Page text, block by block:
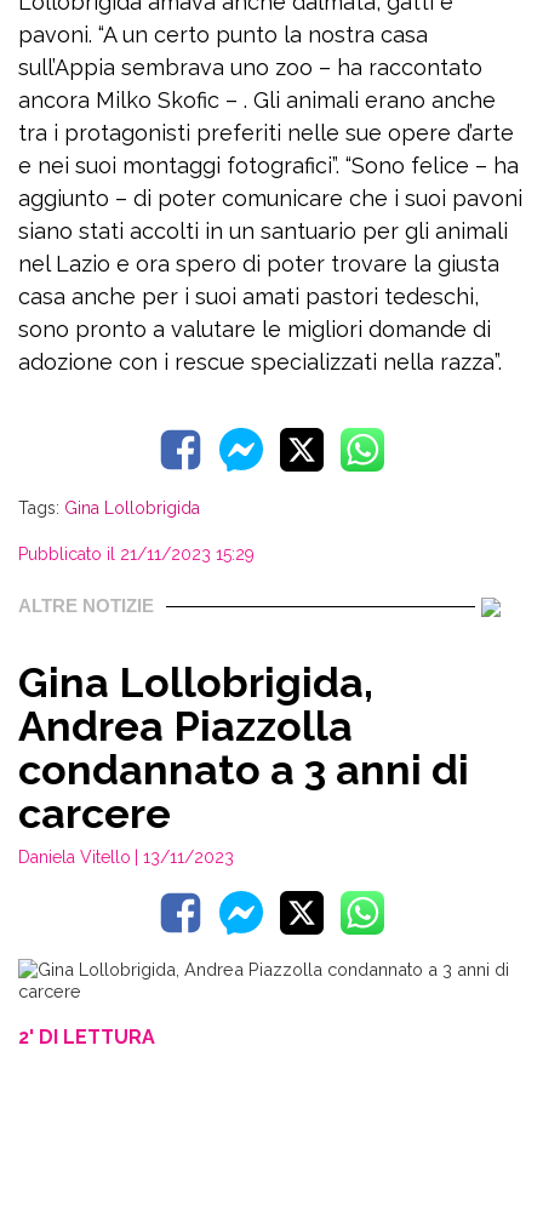
pavoni. “A un certo punto la nostra casa
sull’Appia sembrava uno zoo – ha raccontato
ancora Milko Skofic – . Gli animali erano anche
tra i protagonisti preferiti nelle sue opere d’arte
e nei suoi montaggi fotografici”. “Sono felice – ha
aggiunto – di poter comunicare che i suoi pavoni
siano stati accolti in un santuario per gli animali
nel Lazio e ora spero di poter trovare la giusta
casa anche per i suoi amati pastori tedeschi,
sono pronto a valutare le migliori domande di
adozione con i rescue specializzati nella razza”.
Tags: Gina Lollobrigida
Pubblicato il 21/11/2023 15:29
ALTRE NOTIZIE
Gina Lollobrigida,
Andrea Piazzolla
condannato a 3 anni di
carcere
Daniela Vitello | 13/11/2023
2' DI LETTURA